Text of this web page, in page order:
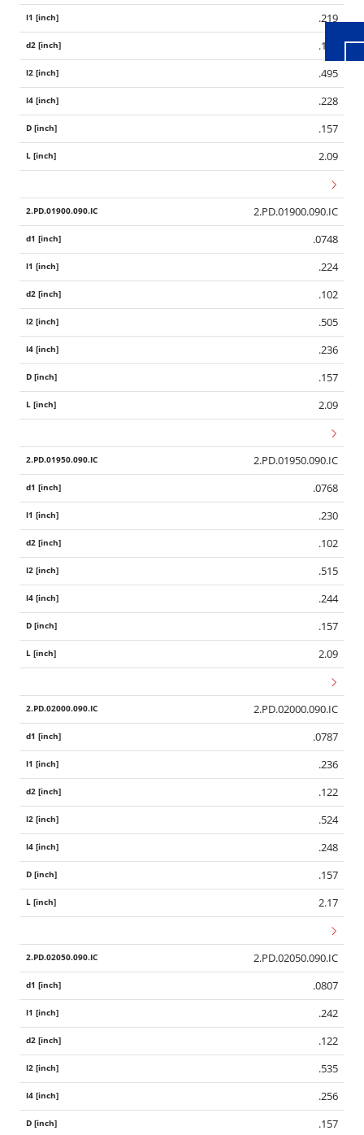
.219
.102
.495
.228
.157
2.09
2.PD.01900.090.IC
.0748
.224
.102
.505
.236
.157
2.09
2.PD.01950.090.IC
.0768
.230
.102
.515
.244
.157
2.09
2.PD.02000.090.IC
.0787
.236
.122
.524
.248
.157
2.17
2.PD.02050.090.IC
.0807
.242
.122
.535
.256
.157